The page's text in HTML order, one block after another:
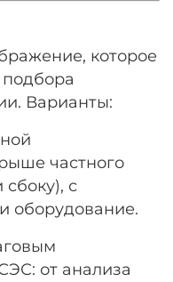
которое
подбора
Варианты:
частного
с
оборудование.
от анализа